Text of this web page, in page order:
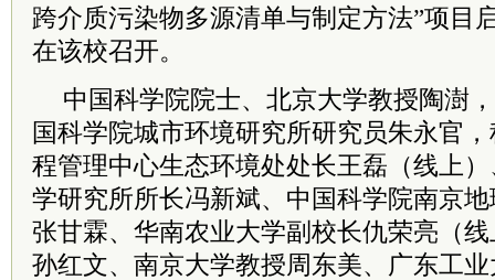
跨介质污染物多源清单与制定方法”项目
在该校召开。
中国科学院院士、北京大学教授陶澍
国科学院城市环境研究所研究员朱永官
程管理中心生态环境处处长王磊（线上
学研究所所长冯新斌、中国科学院南京
张甘霖、华南农业大学副校长仇荣亮（
孙红文、南京大学教授周东美、广东工